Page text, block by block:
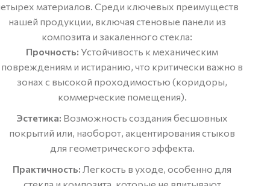
материалов. Среди ключевых преимуществ
нашей продукции, включая стеновые панели из
композита и закаленного стекла:
Прочность: Устойчивость к механическим
повреждениям и истиранию, что критически важно в
зонах с высокой проходимостью (коридоры,
коммерческие помещения).
Эстетика: Возможность создания бесшовных
покрытий или, наоборот, акцентирования стыков
для геометрического эффекта.
Практичность: Легкость в уходе, особенно для